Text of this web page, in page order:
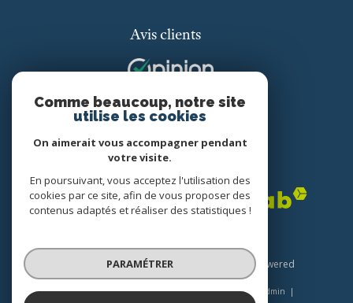
Avis clients
Adhérents
© 2026 | Tous droits réservés | Traduction powered
by Google |
Plan du site Nos honoraires Mentions légales
Admin
Comme beaucoup, notre site
utilise les cookies
On aimerait vous accompagner pendant
votre visite.
En poursuivant, vous acceptez l'utilisation des
cookies par ce site, afin de vous proposer des
contenus adaptés et réaliser des statistiques !
PARAMÉTRER